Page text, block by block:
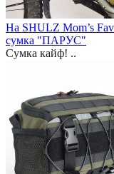
На SHULZ Mom’s
сумка "ПАРУС"
Сумка кайф! ..